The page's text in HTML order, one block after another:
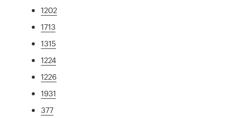
1202
1713
1315
1224
1226
1931
377